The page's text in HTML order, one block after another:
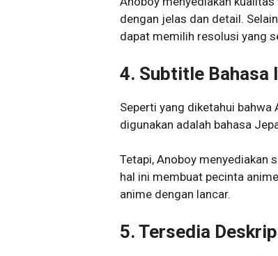
dengan jelas dan detail.
dapat memilih resolusi yang
4. Subtitle Bahasa
Seperti yang diketahui bahwa
digunakan adalah bahasa
Tetapi, Anoboy menyediakan
hal ini membuat pecinta
anime dengan lancar.
5. Tersedia